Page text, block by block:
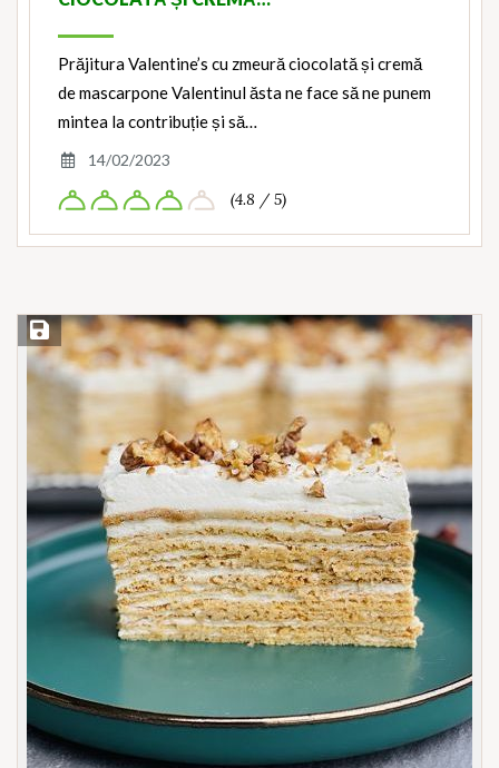
Prăjitura Valentine’s cu zmeură ciocolată și cremă
de mascarpone Valentinul ăsta ne face să ne punem
mintea la contribuție și să…
14/02/2023
(4.8 / 5)
Save Recipe